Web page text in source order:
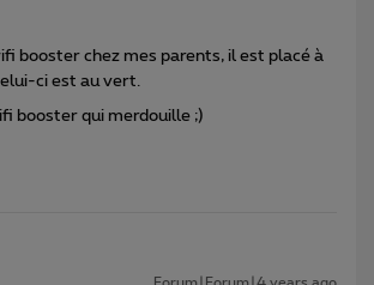
booster chez mes parents, il est placé à
ci est au vert.
booster qui merdouille ;)